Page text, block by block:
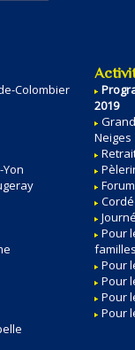
Colombier
2019
Neiges
Pour
Pour
Pour
Pour
Pour